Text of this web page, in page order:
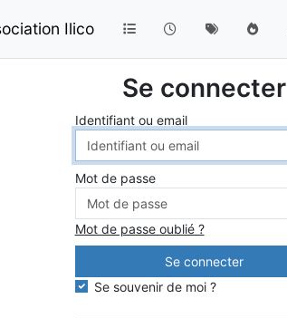
Ilico
Se connecter
Identifiant ou email
Mot de passe
Mot de passe oublié ?
Se connecter
Se souvenir de moi ?